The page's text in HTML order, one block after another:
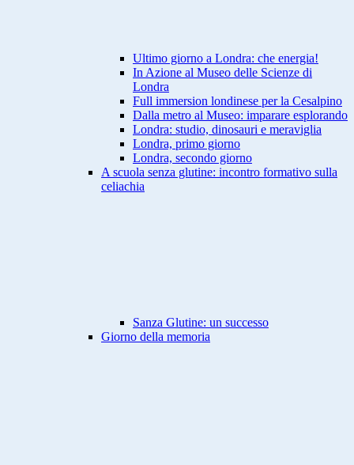
Ultimo giorno a Londra: che energia!
In Azione al Museo delle Scienze di
Londra
Full immersion londinese per la Cesalpino
Dalla metro al Museo: imparare esplorando
Londra: studio, dinosauri e meraviglia
Londra, primo giorno
Londra, secondo giorno
A scuola senza glutine: incontro formativo sulla
celiachia
Sanza Glutine: un successo
Giorno della memoria